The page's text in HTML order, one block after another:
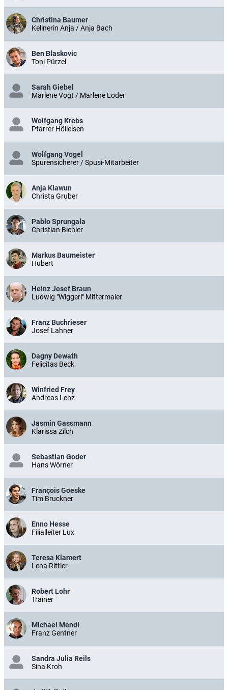
Christina Baumer
Kellnerin Anja / Anja Bach
Ben Blaskovic
Toni Pürzel
Sarah Giebel
Marlene Vogt / Marlene Loder
Wolfgang Krebs
Pfarrer Hölleisen
Wolfgang Vogel
Spurensicherer / Spusi-Mitarbeiter
Anja Klawun
Christa Gruber
Pablo Sprungala
Christian Bichler
Markus Baumeister
Hubert
Heinz Josef Braun
Ludwig "Wiggerl" Mittermaier
Franz Buchrieser
Josef Lahner
Dagny Dewath
Felicitas Beck
Winfried Frey
Andreas Lenz
Jasmin Gassmann
Klarissa Zilch
Sebastian Goder
Hans Wörner
François Goeske
Tim Bruckner
Enno Hesse
Filialleiter Lux
Teresa Klamert
Lena Rittler
Robert Lohr
Trainer
Michael Mendl
Franz Gentner
Sandra Julia Reils
Sina Kroh